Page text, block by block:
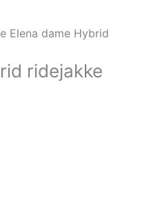
Elena dame Hybrid
ridejakke